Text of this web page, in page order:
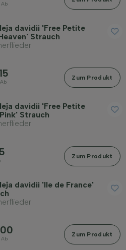
Ab
davidii 'Free Petite
Strauch
15
Ab
Zum Produkt
davidii 'Free Petite
Strauch
Zum Produkt
davidii 'Ile de France'
00
Ab
Zum Produkt